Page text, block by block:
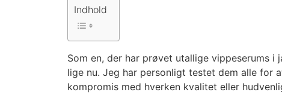
Indhold
Som en, der har prøvet utallige vippeserums
lige nu. Jeg har personligt testet dem alle for
kompromis med hverken kvalitet eller